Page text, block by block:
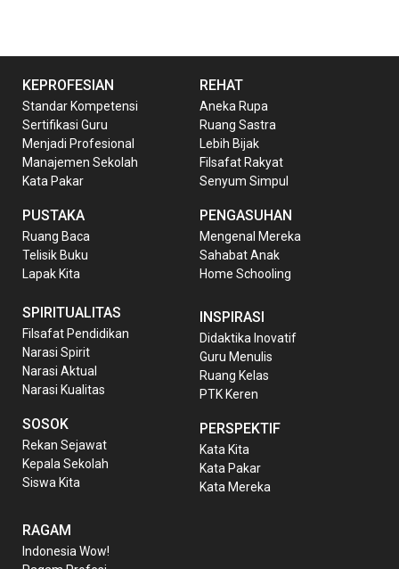
KEPROFESIAN
Standar Kompetensi
Sertifikasi Guru
Menjadi Profesional
Manajemen Sekolah
Kata Pakar
PUSTAKA
Ruang Baca
Telisik Buku
Lapak Kita
REHAT
Aneka Rupa
Ruang Sastra
Lebih Bijak
Filsafat Rakyat
Senyum Simpul
PENGASUHAN
Mengenal Mereka
Sahabat Anak
Home Schooling
SPIRITUALITAS
Filsafat Pendidikan
Narasi Spirit
Narasi Aktual
Narasi Kualitas
SOSOK
Rekan Sejawat
Kepala Sekolah
Siswa Kita
INSPIRASI
Didaktika Inovatif
Guru Menulis
Ruang Kelas
PTK Keren
PERSPEKTIF
Kata Kita
Kata Pakar
Kata Mereka
RAGAM
Indonesia Wow!